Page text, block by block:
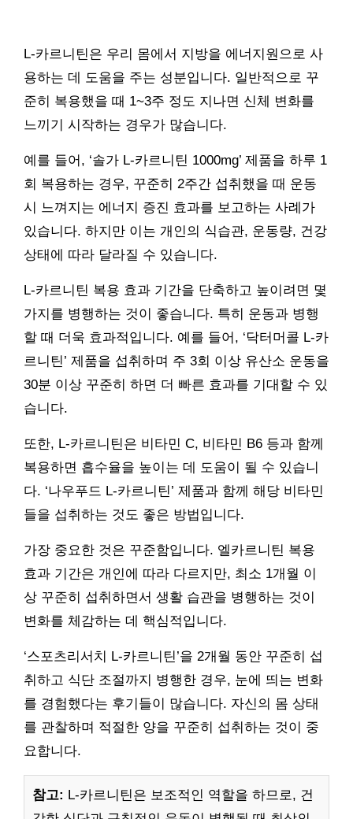
L-카르니틴은 우리 몸에서 지방을 에너지원으로 사
용하는 데 도움을 주는 성분입니다. 일반적으로 꾸
준히 복용했을 때 1~3주 정도 지나면 신체 변화를
느끼기 시작하는 경우가 많습니다.
예를 들어, ‘솔가 L-카르니틴 1000mg’ 제품을 하루 1
회 복용하는 경우, 꾸준히 2주간 섭취했을 때 운동
시 느껴지는 에너지 증진 효과를 보고하는 사례가
있습니다. 하지만 이는 개인의 식습관, 운동량, 건강
상태에 따라 달라질 수 있습니다.
L-카르니틴 복용 효과 기간을 단축하고 높이려면 몇
가지를 병행하는 것이 좋습니다. 특히 운동과 병행
할 때 더욱 효과적입니다. 예를 들어, ‘닥터머콜 L-카
르니틴’ 제품을 섭취하며 주 3회 이상 유산소 운동을
30분 이상 꾸준히 하면 더 빠른 효과를 기대할 수 있
습니다.
또한, L-카르니틴은 비타민 C, 비타민 B6 등과 함께
복용하면 흡수율을 높이는 데 도움이 될 수 있습니
다. ‘나우푸드 L-카르니틴’ 제품과 함께 해당 비타민
들을 섭취하는 것도 좋은 방법입니다.
가장 중요한 것은 꾸준함입니다. 엘카르니틴 복용
효과 기간은 개인에 따라 다르지만, 최소 1개월 이
상 꾸준히 섭취하면서 생활 습관을 병행하는 것이
변화를 체감하는 데 핵심적입니다.
‘스포츠리서치 L-카르니틴’을 2개월 동안 꾸준히 섭
취하고 식단 조절까지 병행한 경우, 눈에 띄는 변화
를 경험했다는 후기들이 많습니다. 자신의 몸 상태
를 관찰하며 적절한 양을 꾸준히 섭취하는 것이 중
요합니다.
참고: L-카르니틴은 보조적인 역할을 하므로, 건